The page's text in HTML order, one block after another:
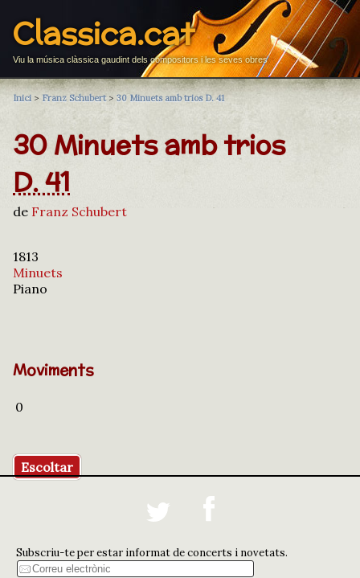
Classica.cat
Viu la música clàssica gaudint dels compositors i les seves obres
Inici > Franz Schubert> 30 Minuets amb trios D. 41
30 Minuets amb trios
D. 41
de Franz Schubert
1813
Minuets
Piano
Moviments
0
Escoltar
Subscriu-te per estar informat de concerts i novetats.